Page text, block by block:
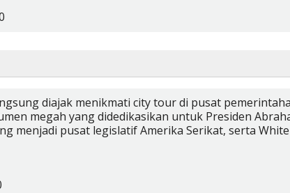
diajak menikmati city tour di pusat
megah yang didedikasikan untuk Presiden
menjadi pusat legislatif Amerika Serikat, serta